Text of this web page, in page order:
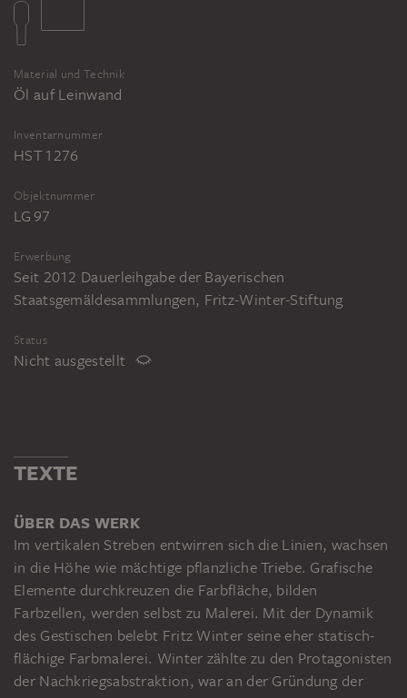
Material und Technik
Öl auf Leinwand
Inventarnummer
HST 1276
Objektnummer
LG 97
Erwerbung
Seit 2012 Dauerleihgabe der Bayerischen
Staatsgemäldesammlungen, Fritz-Winter-Stiftung
Status
Nicht ausgestellt
TEXTE
ÜBER DAS WERK
Im vertikalen Streben entwirren sich die Linien, wachsen
in die Höhe wie mächtige pflanzliche Triebe. Grafische
Elemente durchkreuzen die Farbfläche, bilden
Farbzellen, werden selbst zu Malerei. Mit der Dynamik
des Gestischen belebt Fritz Winter seine eher statisch-
flächige Farbmalerei. Winter zählte zu den Protagonisten
der Nachkriegsabstraktion, war an der Gründung der